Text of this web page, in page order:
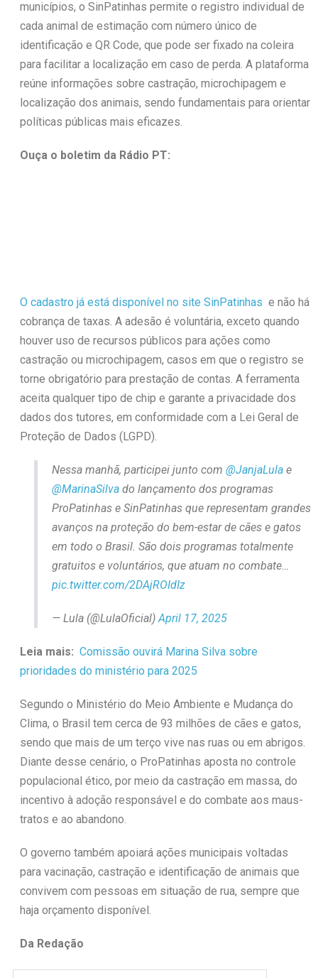
municípios, o SinPatinhas permite o registro individual de
cada animal de estimação com número único de
identificação e QR Code, que pode ser fixado na coleira
para facilitar a localização em caso de perda. A plataforma
reúne informações sobre castração, microchipagem e
localização dos animais, sendo fundamentais para orientar
políticas públicas mais eficazes.
Ouça o boletim da Rádio PT:
O cadastro já está disponível no site SinPatinhas e não há
cobrança de taxas. A adesão é voluntária, exceto quando
houver uso de recursos públicos para ações como
castração ou microchipagem, casos em que o registro se
torne obrigatório para prestação de contas. A ferramenta
aceita qualquer tipo de chip e garante a privacidade dos
dados dos tutores, em conformidade com a Lei Geral de
Proteção de Dados (LGPD).
Nessa manhã, participei junto com @JanjaLulae
@MarinaSilvado lançamento dos programas
ProPatinhas e SinPatinhas que representam grandes
avanços na proteção do bem-estar de cães e gatos
em todo o Brasil. São dois programas totalmente
gratuitos e voluntários, que atuam no combate…
pic.twitter.com/2DAjROIdIz
— Lula (@LulaOficial)April 17, 2025
Leia mais: Comissão ouvirá Marina Silva sobre
prioridades do ministério para 2025
Segundo o Ministério do Meio Ambiente e Mudança do
Clima, o Brasil tem cerca de 93 milhões de cães e gatos,
sendo que mais de um terço vive nas ruas ou em abrigos.
Diante desse cenário, o ProPatinhas aposta no controle
populacional ético, por meio da castração em massa, do
incentivo à adoção responsável e do combate aos maus-
tratos e ao abandono.
O governo também apoiará ações municipais voltadas
para vacinação, castração e identificação de animais que
convivem com pessoas em situação de rua, sempre que
haja orçamento disponível.
Da Redação